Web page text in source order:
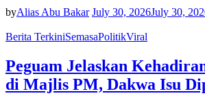
byAlias Abu Bakar July 30, 2026July 30,
Berita TerkiniSemasaPolitikViral
Peguam Jelaskan
di Majlis PM, Dakwa Isu